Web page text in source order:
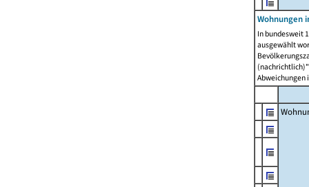
Wohnungen
In bundesweit
ausgewählt
Abweichungen